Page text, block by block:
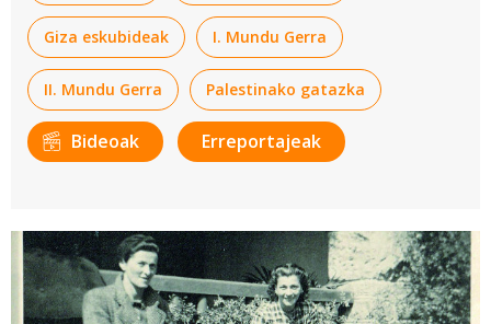
Giza eskubideak I. Mundu Gerra
II. Mundu Gerra Palestinako gatazka
Bideoak Erreportajeak